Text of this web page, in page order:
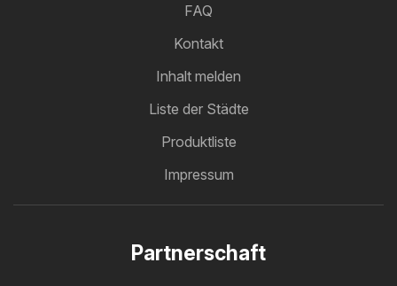
FAQ
Kontakt
Inhalt melden
Liste der Städte
Produktliste
Impressum
Partnerschaft